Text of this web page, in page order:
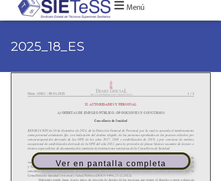
Menú
2025_18_ES
Ver en pantalla completa